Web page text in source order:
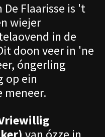
Flaarisse is 't
wiejer
in de
doon veer in 'ne
óngerling
op ein
meneer.
Vriewillig